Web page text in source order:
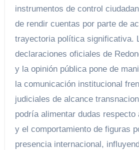
instrumentos de control
de rendir cuentas por parte de
trayectoria política significativa.
declaraciones oficiales de
y la opinión pública pone de
la comunicación institucional
judiciales de alcance
podría alimentar dudas respecto
y el comportamiento de figuras
presencia internacional,